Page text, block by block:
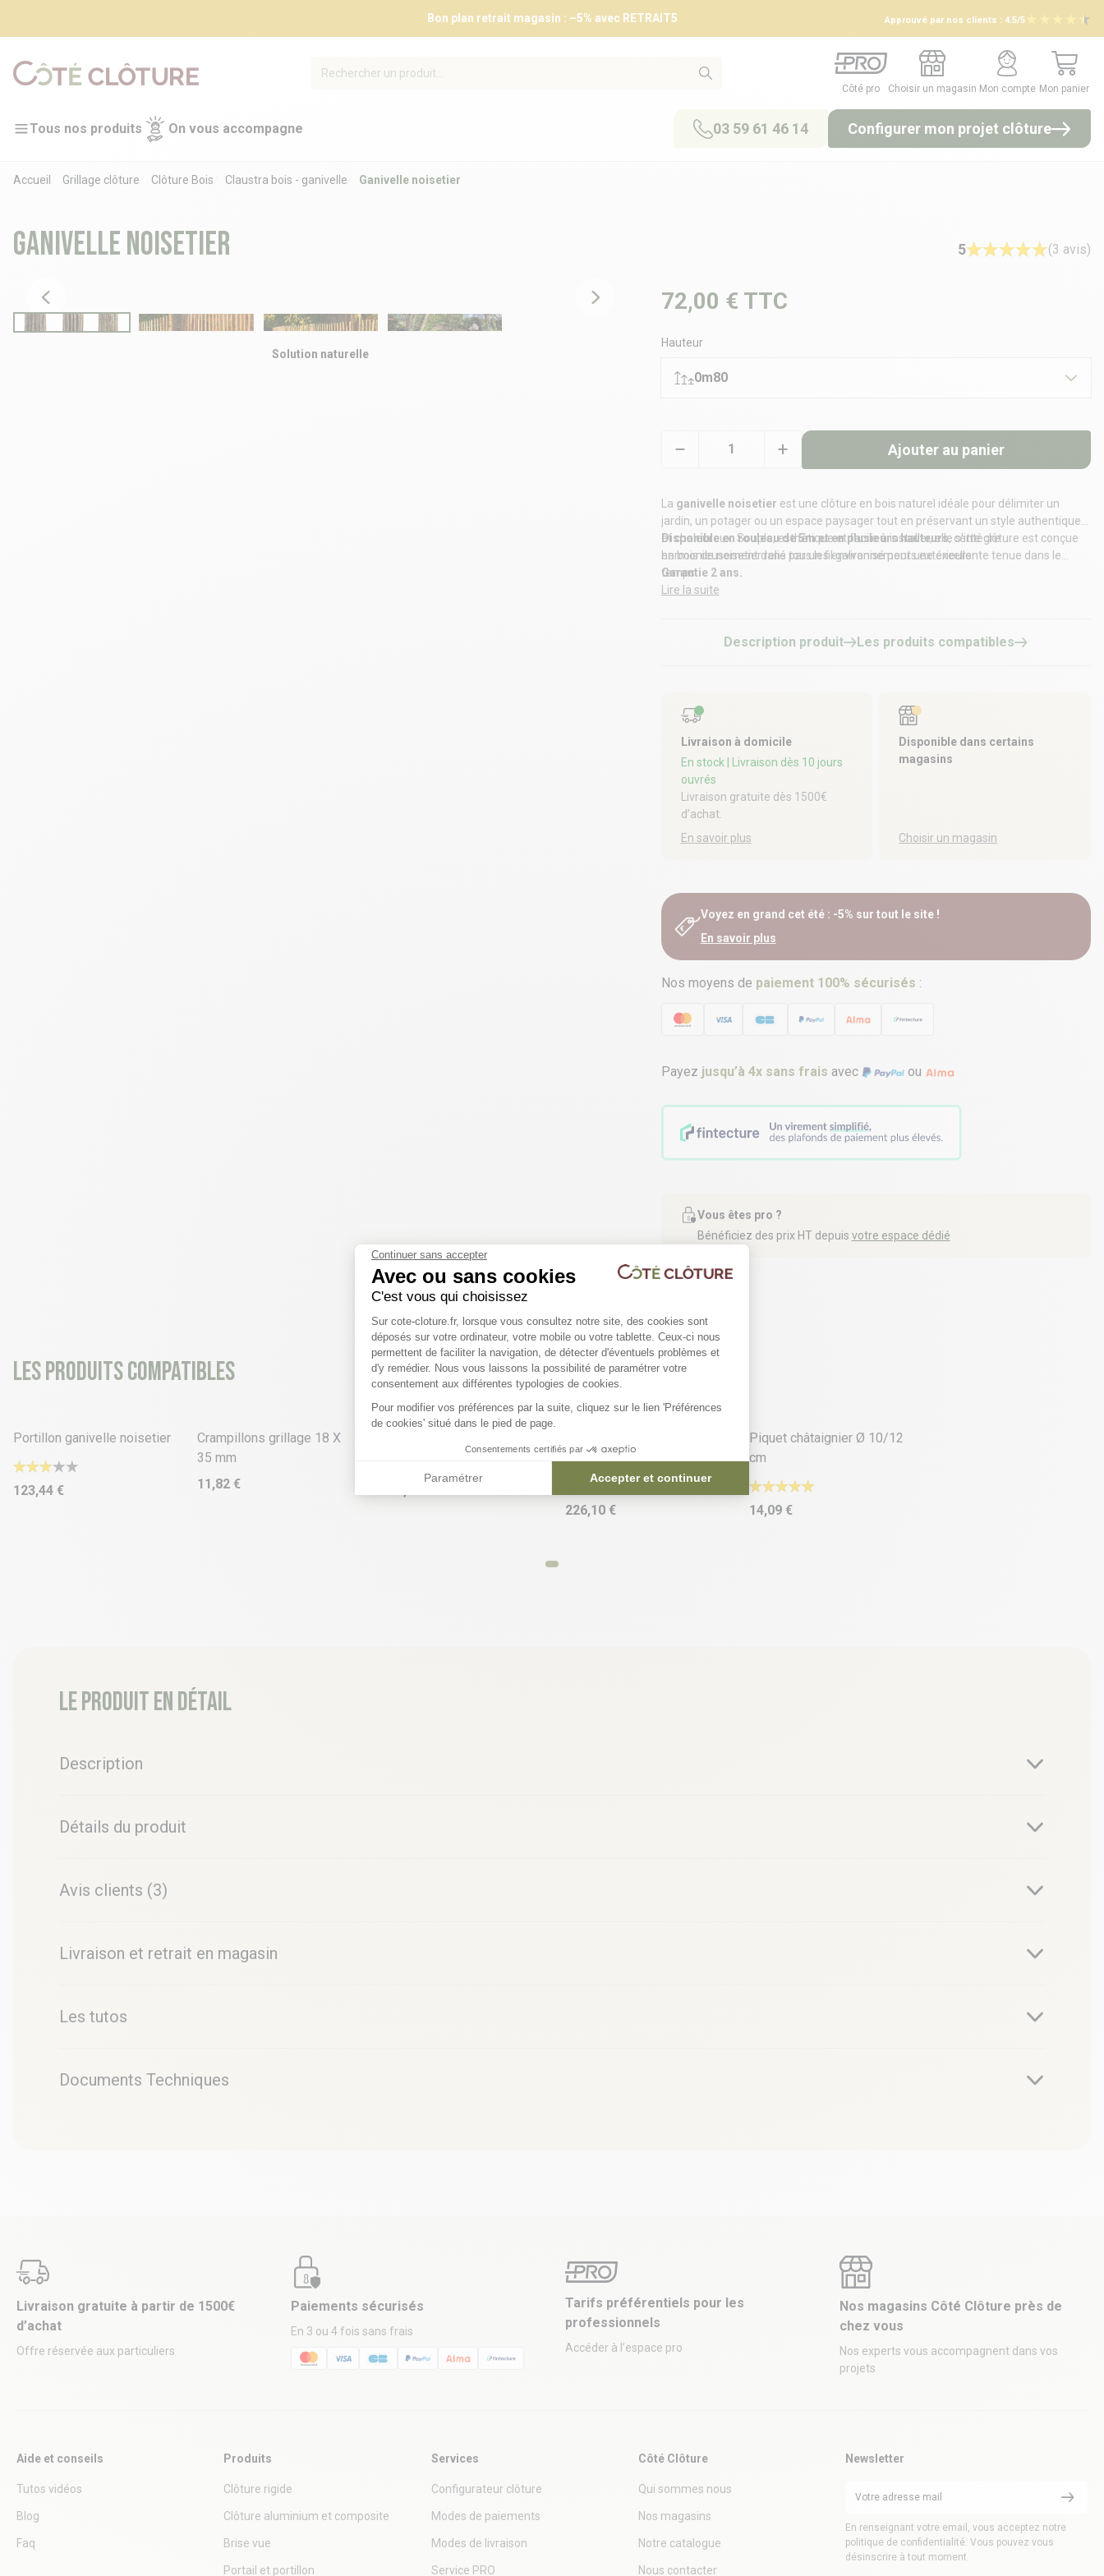
Bon plan retrait magasin : –5% avec RETRAIT5 Approuvé par nos clients : 4.5/5
Côté pro
Côté pro
Choisir un magasin
Choisir un magasin
Mon compte
Mon compte
Mon panier
Mon panier
Tous nos produits On vous accompagne 03 59 61 46 14 Configurer mon projet clôture
Accueil Grillage clôture Clôture Bois Claustra bois - ganivelle Ganivelle noisetier
Ganivelle noisetier 5 (3 avis)
Solution naturelle
72,00 € TTC
Hauteur
0m80
Ajouter au panier
La ganivelle noisetier est une clôture en bois naturel idéale pour délimiter un
jardin, un potager ou un espace paysager tout en préservant un style authentique
et chaleureux. Souple, esthétique et facile à installer, elle s'intègre
harmonieusement dans tous les environnements extérieurs.
Disponible en rouleau de 5m et en plusieurs hauteurs, cette clôture est conçue
en bois de noisetier relié par un fil galvanisé pour une excellente tenue dans le
temps.
Garantie 2 ans.
Lire la suite
Description produit Les produits compatibles
Livraison à domicile
En stock
| Livraison dès 10 jours
ouvrés
Livraison gratuite dès 1500€
d’achat.
En savoir plus
Disponible dans certains
magasins
Choisir un magasin
Voyez en grand cet été : -5% sur tout le site !
En savoir plus
Nos moyens de paiement 100% sécurisés :
Payez jusqu’à 4x sans frais avec ou
Vous êtes pro ?
Bénéficiez des prix HT depuis votre espace dédié
Les produits compatibles
Portillon ganivelle noisetier
123,44 €
Crampillons grillage 18 X
35 mm
11,82 €
châtaignier
226,10 €
Piquet châtaignier Ø 10/12
cm
14,09 €
Le produit en détail
Description
Détails du produit
Avis clients (3)
Livraison et retrait en magasin
Les tutos
Documents Techniques
Livraison gratuite à partir de 1500€
d’achat
Offre réservée aux particuliers
Paiements sécurisés
En 3 ou 4 fois sans frais
Tarifs préférentiels pour les
professionnels
Accéder à l’espace pro
Nos magasins Côté Clôture près de
chez vous
Nos experts vous accompagnent dans vos
projets
Aide et conseils
Tutos vidéos
Blog
Faq
Produits
Clôture rigide
Clôture aluminium et composite
Brise vue
Portail et portillon
Services
Configurateur clôture
Modes de paiements
Modes de livraison
Service PRO
Côté Clôture
Qui sommes nous
Nos magasins
Notre catalogue
Nous contacter
Newsletter
En renseignant votre email, vous acceptez notre
politique de confidentialité. Vous pouvez vous
désinscrire à tout moment.
Continuer sans accepter
Avec ou sans cookies
C'est vous qui choisissez
Plateforme de Gestion du Consentement : Personnalisez vos Options
Sur cote-cloture.fr, lorsque vous consultez notre site, des cookies sont
déposés sur votre ordinateur, votre mobile ou votre tablette. Ceux-ci nous
permettent de faciliter la navigation, de détecter d'éventuels problèmes et
d'y remédier. Nous vous laissons la possibilité de paramétrer votre
consentement aux différentes typologies de cookies.
Pour modifier vos préférences par la suite, cliquez sur le lien 'Préférences
de cookies' situé dans le pied de page.
Consentements certifiés par
Paramétrer Accepter et continuer
Axeptio consent